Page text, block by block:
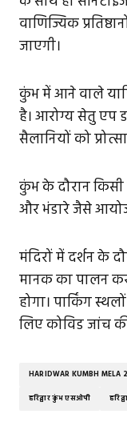
वाणिज्यिक
जाएगी।
कुंभ में आने वाले
है। आरोग्य सेतु एप
सैलानियों को
कुंभ के दौरान
और भंडारे जैसे
मंदिरों में दर्शन के
मानक का पालन
होगा। पार्किंग
लिए कोविड जांच
HARIDWAR KUMBH MELA
हरिद्वार कुंभ एसओपी